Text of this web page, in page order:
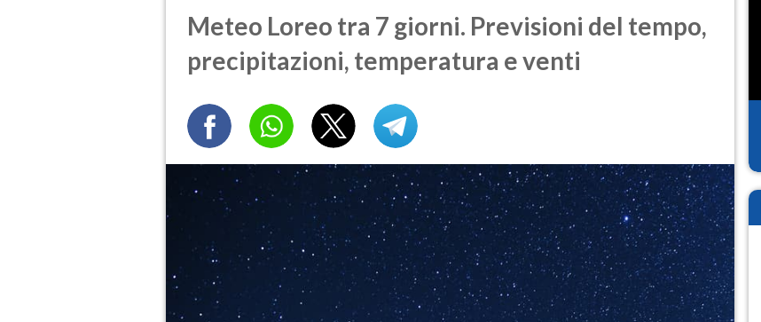
Meteo Loreo tra 7 giorni. Previsioni del tempo,
precipitazioni, temperatura e venti